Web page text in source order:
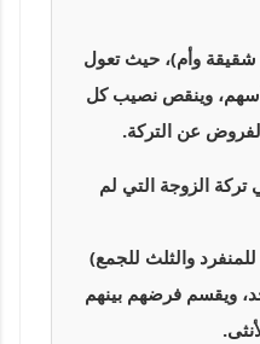
وأم)، حيث تعول
من 6 أسهم إلى 8 أسهم، وينقص نصيب كل
عن التركة.
تركة الزوجة التي لم
والثلث للجمع)
ويقسم فرضهم بينهم